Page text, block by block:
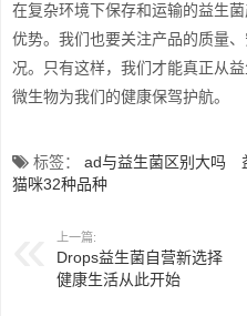
在复杂环境下保存和运输的益生
优势。我们也要关注产品的质量
况。只有这样，我们才能真正从
微生物为我们的健康保驾护航。
标签： ad与益生菌区别大吗
猫咪32种品种
上一篇:
Drops益生菌自营新选择
健康生活从此开始